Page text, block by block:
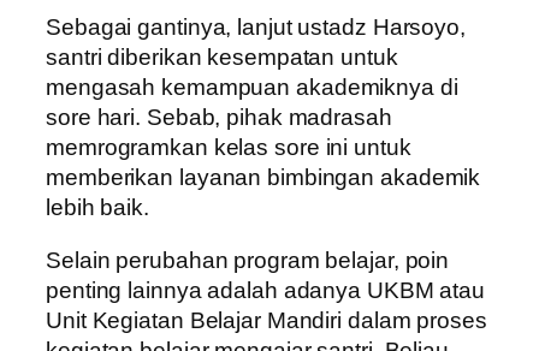
Sebagai gantinya, lanjut ustadz Harsoyo,
santri diberikan kesempatan untuk
mengasah kemampuan akademiknya di
sore hari. Sebab, pihak madrasah
memrogramkan kelas sore ini untuk
memberikan layanan bimbingan akademik
lebih baik.
Selain perubahan program belajar, poin
penting lainnya adalah adanya UKBM atau
Unit Kegiatan Belajar Mandiri dalam proses